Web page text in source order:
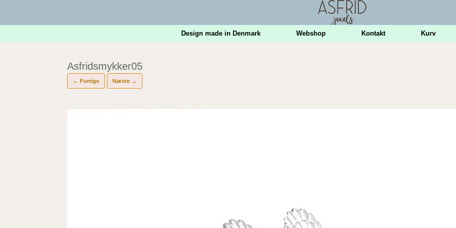
indhold
Design made in Denmark
Webshop Kontakt Kurv
Asfridsmykker05
← Forrige Næste →